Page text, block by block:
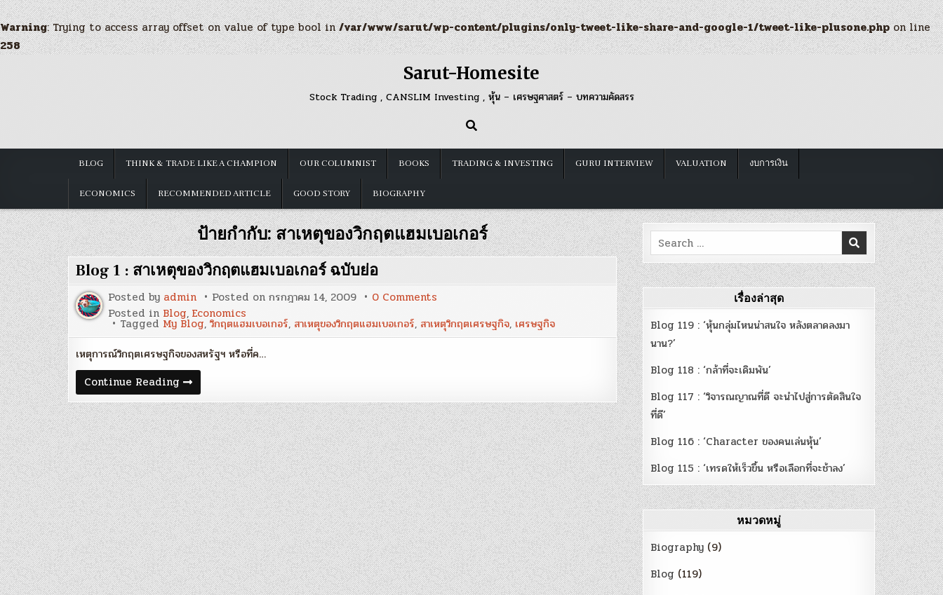
Warning: Trying to access array offset on value of type bool in/var/www/sarut/wp-content/plugins/only-tweet-like-share-and-google-1/tweet-like-plusone.phpon line
258
Sarut-Homesite
Stock Trading , CANSLIM Investing , หุ้น – เศรษฐศาสตร์ – บทความคัดสรร
BLOG THINK & TRADE LIKE A CHAMPION OUR COLUMNIST BOOKS TRADING & INVESTING GURU INTERVIEW VALUATION งบการเงิน
ECONOMICS RECOMMENDED ARTICLE GOOD STORY BIOGRAPHY
ป้ายกำกับ:สาเหตุของวิกฤตแฮมเบอเกอร์
Blog 1 : สาเหตุของวิกฤตแฮมเบอเกอร์ ฉบับย่อ
Posted by admin Posted on กรกฎาคม 14, 2009 0 Comments
1
:
สาเหตุ
เกอร์
ฉบับ
ย่อ
Posted in Blog, Economics
Tagged My Blog, วิกฤตแฮมเบอเกอร์, สาเหตุของวิกฤตแฮมเบอเกอร์, สาเหตุวิกฤตเศรษฐกิจ, เศรษฐกิจ
เหตุการณ์วิกฤตเศรษฐกิจของสหรัฐฯ หรือที่ค…
Continue Reading Blog
1
:
สาเหตุ
ของ
วิก
ฤต
แฮม
เบอ
เกอร์
ฉบับ
ย่อ
Search
for:
เรื่องล่าสุด
Blog 119 : ‘หุ้นกลุ่มไหนน่าสนใจ หลังตลาดลงมา
นาน?’
Blog 118 : ‘กล้าที่จะเดิมพัน’
Blog 117 : ‘วิจารณญาณที่ดี จะนำไปสู่การตัดสินใจ
ที่ดี’
Blog 116 : ‘Character ของคนเล่นหุ้น’
Blog 115 : ‘เทรดให้เร็วขึ้น หรือเลือกที่จะช้าลง’
หมวดหมู่
Biography (9)
Blog (119)